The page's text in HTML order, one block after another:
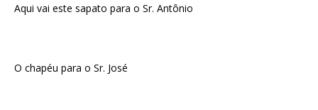
Aqui vai este sapato para o Sr. Antônio
O chapéu para o Sr. José